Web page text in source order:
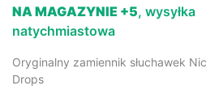
NA MAGAZYNIE +5, wysyłka
natychmiastowa
Oryginalny zamiennik słuchawek
Drops